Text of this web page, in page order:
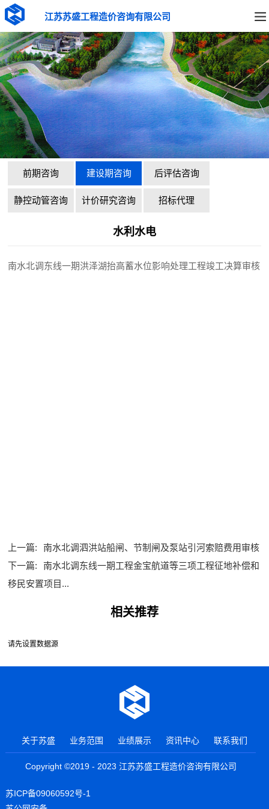
江苏苏盛工程造价咨询有限公司
前期咨询 建设期咨询 后评估咨询
静控动管咨询 计价研究咨询 招标代理
水利水电
南水北调东线一期洪泽湖抬高蓄水位影响处理工程竣工决算审核
上一篇:
南水北调泗洪站船闸、节制闸及泵站引河索赔费用审核
下一篇:
南水北调东线一期工程金宝航道等三项工程征地补偿和
移民安置项目...
相关推荐
请先设置数据源
关于苏盛 业务范围 业绩展示 资讯中心 联系我们
Copyright ©2019 - 2023 江苏苏盛工程造价咨询有限公司
苏ICP备09060592号-1